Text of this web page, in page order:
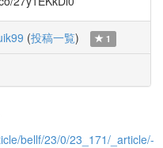
(投稿一覧) 1
bellf/23/0/23_171/_article/-